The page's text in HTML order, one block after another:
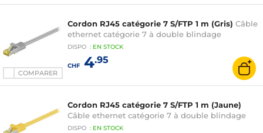
COMPARER
Cordon RJ45 catégorie 7 S/FTP 1 m (Gris) Câble
ethernet catégorie 7 à double blindage
DISPO : EN STOCK
CHF4.95
Cordon RJ45 catégorie 7 S/FTP 1 m (Jaune)
Câble ethernet catégorie 7 à double blindage
DISPO : EN STOCK